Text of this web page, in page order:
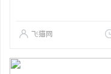
飞猫网